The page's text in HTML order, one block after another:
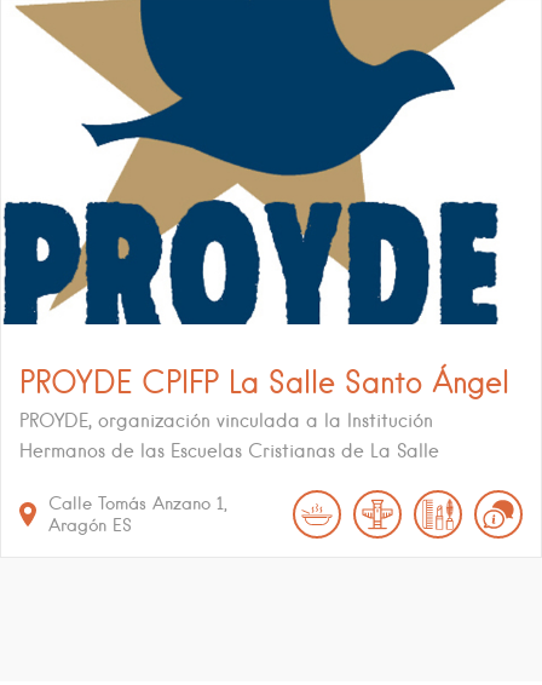
PROYDE CPIFP La Salle Santo Ángel
PROYDE, organización vinculada a la Institución
Hermanos de las Escuelas Cristianas de La Salle
Calle Tomás Anzano 1
Aragón ES